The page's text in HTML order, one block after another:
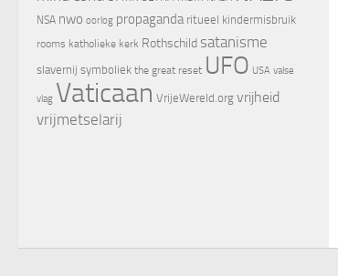
NSA nwo oorlog propaganda ritueel kindermisbruik
rooms katholieke kerk Rothschild satanisme
slavernij symboliek the great reset UFO USA valse
vlag Vaticaan VrijeWereld.org vrijheid
vrijmetselarij